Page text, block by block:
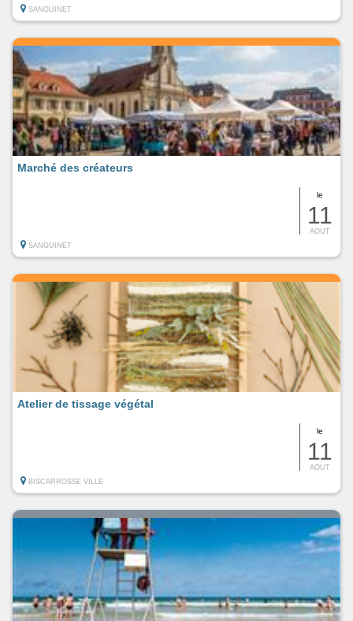
SANGUINET
le
11
AOUT
Marché des créateurs
SANGUINET
le
11
AOUT
Atelier de tissage végétal
BISCARROSSE VILLE